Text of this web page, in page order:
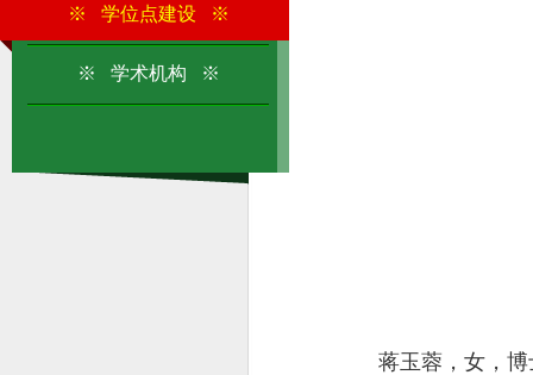
※ 学位点建设 ※
※ 学术机构 ※
蒋玉蓉，女，